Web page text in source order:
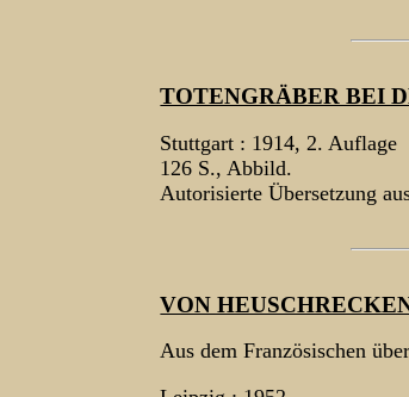
TOTENGRÄBER BEI
Stuttgart : 1914, 2. Auflage
126 S., Abbild.
Autorisierte Übersetzung
VON
Aus dem Französischen